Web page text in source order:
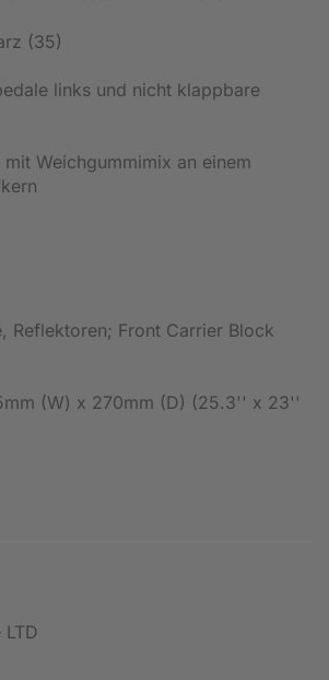
(35)
links und nicht klappbare
Weichgummimix an einem
Reflektoren; Front Carrier Block
(W) x 270mm (D) (25.3'' x 23''